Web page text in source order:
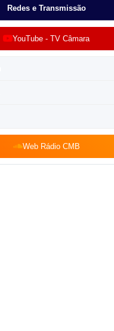
Redes e Transmissão
YouTube - TV Câmara
Web Rádio CMB